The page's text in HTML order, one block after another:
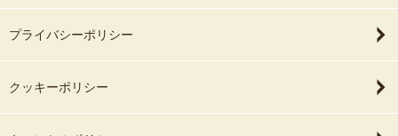
プライバシーポリシー
クッキーポリシー